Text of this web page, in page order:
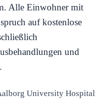
Alle Einwohner mit
auf kostenlose
und
University Hospital